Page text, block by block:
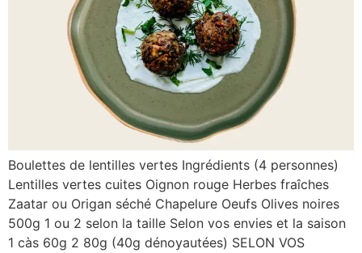
Boulettes de lentilles vertes Ingrédients (4 personnes)
Lentilles vertes cuites Oignon rouge Herbes fraîches
Zaatar ou Origan séché Chapelure Oeufs Olives noires
500g 1 ou 2 selon la taille Selon vos envies et la saison
1 càs 60g 2 80g (40g dénoyautées) SELON VOS